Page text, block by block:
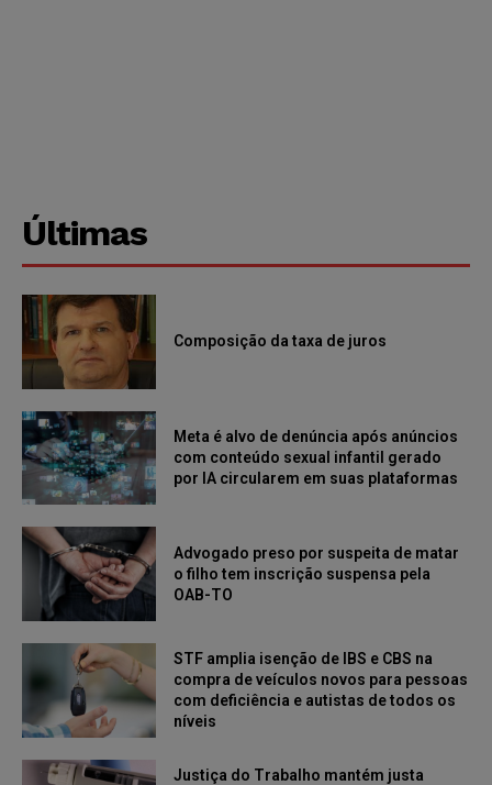
Últimas
Composição da taxa de juros
Meta é alvo de denúncia após anúncios
com conteúdo sexual infantil gerado
por IA circularem em suas plataformas
Advogado preso por suspeita de matar
o filho tem inscrição suspensa pela
OAB-TO
STF amplia isenção de IBS e CBS na
compra de veículos novos para pessoas
com deficiência e autistas de todos os
níveis
Justiça do Trabalho mantém justa